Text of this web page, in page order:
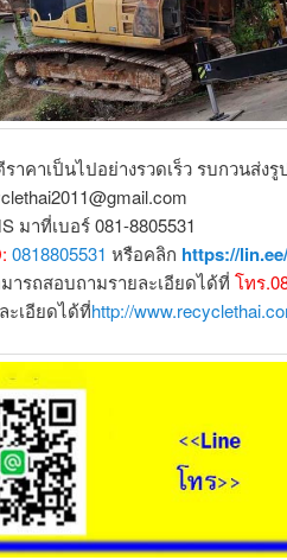
ราคาเป็นไปอย่างรวดเร็ว รบกวนส่ง
มาที่เบอร์ 081-8805531
0818805531 หรือคลิก https://
ารถสอบถามรายละเอียดได้ที่ โทร
ะเอียดได้ที่http://